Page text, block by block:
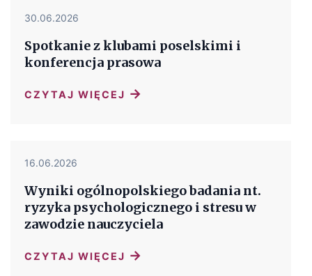
30.06.2026
Spotkanie z klubami poselskimi i
konferencja prasowa
CZYTAJ WIĘCEJ →
16.06.2026
Wyniki ogólnopolskiego badania nt.
ryzyka psychologicznego i stresu w
zawodzie nauczyciela
CZYTAJ WIĘCEJ →